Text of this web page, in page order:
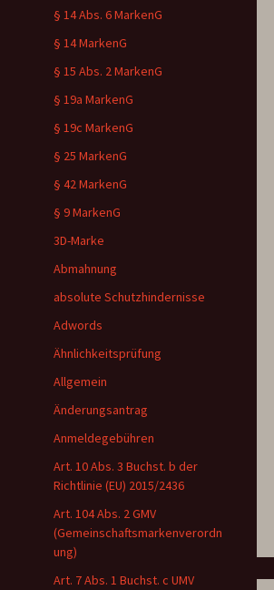
§ 14 Abs. 6 MarkenG
§ 14 MarkenG
§ 15 Abs. 2 MarkenG
§ 19a MarkenG
§ 19c MarkenG
§ 25 MarkenG
§ 42 MarkenG
§ 9 MarkenG
3D-Marke
Abmahnung
absolute Schutzhindernisse
Adwords
Ähnlichkeitsprüfung
Allgemein
Änderungsantrag
Anmeldegebühren
Art. 10 Abs. 3 Buchst. b der
Richtlinie (EU) 2015/2436
Art. 104 Abs. 2 GMV
(Gemeinschaftsmarkenverordn
ung)
Art. 7 Abs. 1 Buchst. c UMV